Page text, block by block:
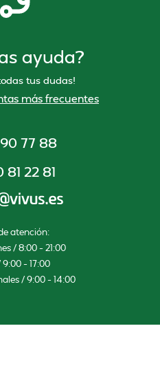
ayuda?
tus dudas!
más frecuentes
77 88
81 22 81
atención:
/ 8:00 – 21:00
– 17:00
/ 9:00 – 14:00